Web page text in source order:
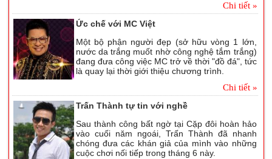
Chi tiết »
Ức chế với MC Việt
Một bộ phận người đẹp (sở hữu vòng 1 lớn,
nước da trắng muốt nhờ công nghệ tắm trắng)
đang đưa công việc MC trở về thời "đồ đá", tức
là quay lại thời giới thiệu chương trình.
Chi tiết »
Trấn Thành tự tin với nghề
Sau thành công bất ngờ tại Cặp đôi hoàn hảo
vào cuối năm ngoái, Trấn Thành đã nhanh
chóng đưa các khán giả của mình vào những
cuộc chơi nối tiếp trong tháng 6 này.